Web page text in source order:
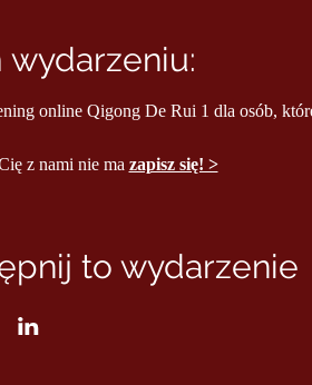
wydarzeniu:
online Qigong De Rui 1 dla osób,
z nami nie ma zapisz się! >
to wydarzenie